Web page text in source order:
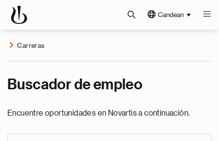
Candean
Carreras
Buscador de empleo
Encuentre oportunidades en Novartis a continuación.